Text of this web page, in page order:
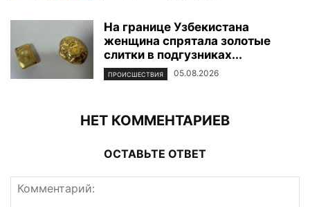
На границе Узбекистана
женщина спрятала золотые
слитки в подгузниках...
ПРОИСШЕСТВИЯ 05.08.2026
НЕТ КОММЕНТАРИЕВ
ОСТАВЬТЕ ОТВЕТ